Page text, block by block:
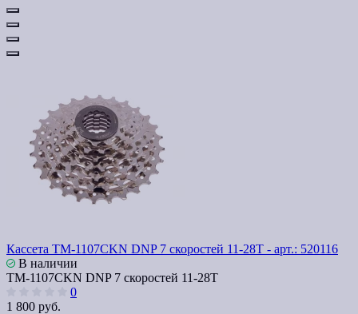
Кассета TM-1107CKN DNP 7 скоростей 11-28T - арт.: 520116
В наличии
TM-1107CKN DNP 7 скоростей 11-28T
0
1 800 руб.